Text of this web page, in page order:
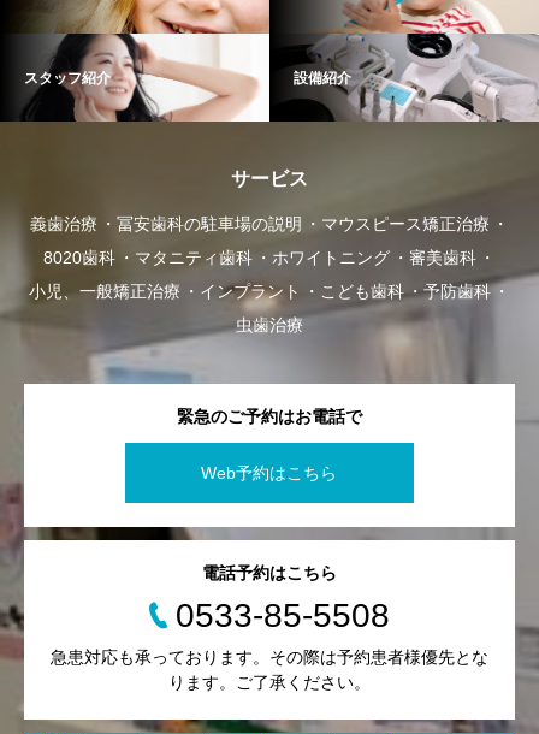
スタッフ紹介 設備紹介
サービス
義歯治療 冨安歯科の駐車場の説明
マウスピース矯正治療
8020歯科
マタニティ歯科 ホワイトニング
審美歯科
小児、一般矯正治療
インプラント こども歯科
予防歯科
虫歯治療
緊急のご予約はお電話で
Web予約はこちら
電話予約はこちら
0533-85-5508
急患対応も承っております。その際は予約患者様優先とな
ります。ご了承ください。